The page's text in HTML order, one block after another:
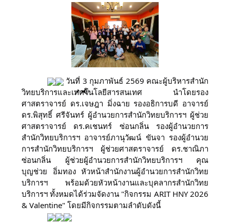
วันที่ 3 กุมภาพันธ์ 2569 คณะผู้บริหารสำนัก
วิทยบริการและเทคโนโลยีสารสนเทศ นำโดยรอง
ศาสตราจารย์ ดร.เจษฎา มิ่งฉาย รองอธิการบดี อาจารย์
ดร.พิสุทธิ์ ศรีจันทร์ ผู้อำนวยการสำนักวิทยบริการฯ ผู้ช่วย
ศาสตราจารย์ ดร.คเชนทร์ ซ่อนกลิ่น รองผู้อำนวยการ
สำนักวิทยบริการฯ อาจารย์ภานุวัฒน์ ขันจา รองผู้อำนวย
การสำนักวิทยบริการฯ ผู้ช่วยศาสตราจารย์ ดร.ชาณิภา
ซ่อนกลิ่น ผู้ช่วยผู้อำนวยการสำนักวิทยบริการฯ คุณ
บุญช่วย อิ่มทอง หัวหน้าสำนักงานผู้อำนวยการสำนักวิทย
บริการฯ พร้อมด้วยหัวหน้างานและบุคลากรสำนักวิทย
บริการฯ ทั้งหมดได้ร่วมจัดงาน "กิจกรรม ARIT HNY 2026
& Valentine" โดยมีกิจกรรมตามลำดับดังนี้